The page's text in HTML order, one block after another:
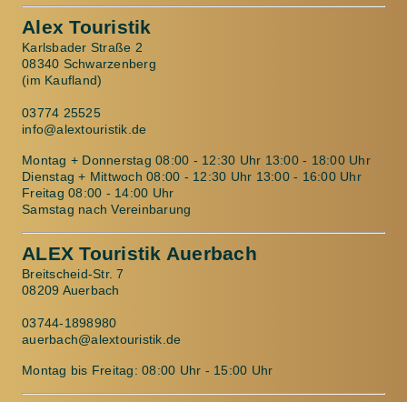
Alex Touristik
Karlsbader Straße 2
08340 Schwarzenberg
(im Kaufland)
03774 25525
info@alextouristik.de
Montag + Donnerstag 08:00 - 12:30 Uhr 13:00 - 18:00 Uhr
Dienstag + Mittwoch 08:00 - 12:30 Uhr 13:00 - 16:00 Uhr
Freitag 08:00 - 14:00 Uhr
Samstag nach Vereinbarung
ALEX Touristik Auerbach
Breitscheid-Str. 7
08209 Auerbach
03744-1898980
auerbach@alextouristik.de
Montag bis Freitag: 08:00 Uhr - 15:00 Uhr